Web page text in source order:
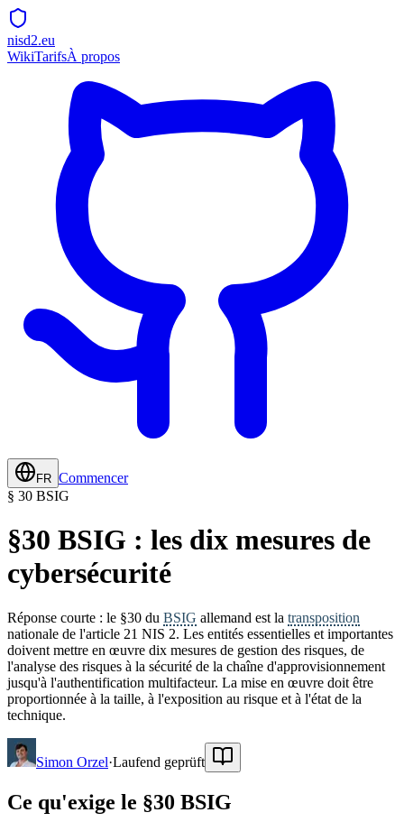
nisd2.eu
WikiTarifsÀ propos
FR Commencer
§ 30 BSIG
§30 BSIG : les dix mesures de
cybersécurité
Réponse courte : le §30 du BSIG allemand est la transposition
nationale de l'article 21 NIS 2. Les entités essentielles et importantes
doivent mettre en œuvre dix mesures de gestion des risques, de
l'analyse des risques à la sécurité de la chaîne d'approvisionnement
jusqu'à l'authentification multifacteur. La mise en œuvre doit être
proportionnée à la taille, à l'exposition au risque et à l'état de la
technique.
Simon Orzel·Laufend geprüft
Ce qu'exige le §30 BSIG